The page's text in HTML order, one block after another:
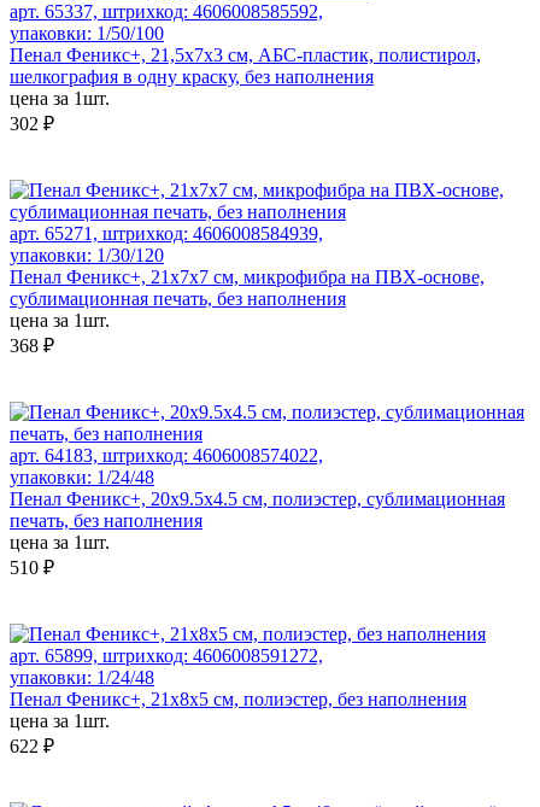
арт. 65337, штрихкод: 4606008585592,
упаковки: 1/50/100
Пенал Феникс+, 21,5x7x3 см, АБС-пластик, полистирол,
шелкография в одну краску, без наполнения
цена за 1шт.
302 ₽
арт. 65271, штрихкод: 4606008584939,
упаковки: 1/30/120
Пенал Феникс+, 21х7х7 см, микрофибра на ПВХ-основе,
сублимационная печать, без наполнения
цена за 1шт.
368 ₽
арт. 64183, штрихкод: 4606008574022,
упаковки: 1/24/48
Пенал Феникс+, 20х9.5х4.5 см, полиэстер, сублимационная
печать, без наполнения
цена за 1шт.
510 ₽
арт. 65899, штрихкод: 4606008591272,
упаковки: 1/24/48
Пенал Феникс+, 21х8х5 см, полиэстер, без наполнения
цена за 1шт.
622 ₽